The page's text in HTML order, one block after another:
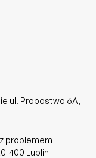
ul. Probostwo 6A,
problemem
400 Lublin